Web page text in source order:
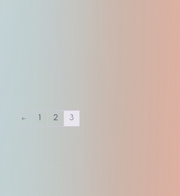
← 2 3